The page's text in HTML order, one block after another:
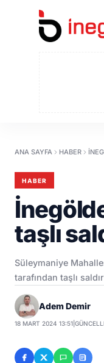
ANA SAYFA HABER
HABER
taşlı
Süleymaniye
tarafından taşlı
Adem Demir
18 MART 2024 13:51 |